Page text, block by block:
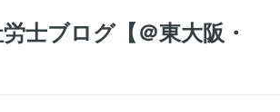
士ブログ【＠東大阪・